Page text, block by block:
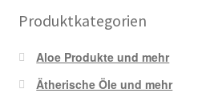
Produktkategorien
Aloe Produkte und mehr
Ätherische Öle und mehr